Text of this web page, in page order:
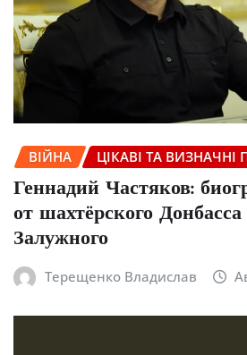
ВІЙНА ЦІКАВІ ТА ВИЗНАЧНІ
Геннадий Частяков:
от шахтёрского
Залужного
Терещенко Владислав